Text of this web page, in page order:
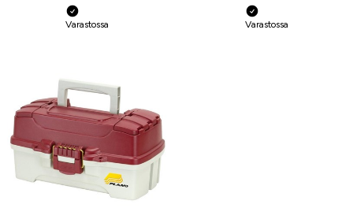
Varastossa Varastossa